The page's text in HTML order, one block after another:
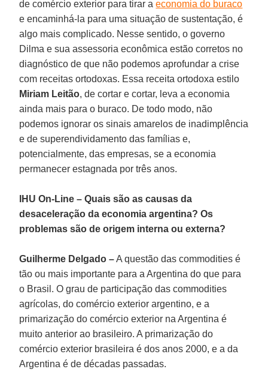
de comércio exterior para tirar aeconomia do buraco
e encaminhá-la para uma situação de sustentação, é
algo mais complicado. Nesse sentido, o governo
Dilma e sua assessoria econômica estão corretos no
diagnóstico de que não podemos aprofundar a crise
com receitas ortodoxas. Essa receita ortodoxa estilo
Miriam Leitão, de cortar e cortar, leva a economia
ainda mais para o buraco. De todo modo, não
podemos ignorar os sinais amarelos de inadimplência
e de superendividamento das famílias e,
potencialmente, das empresas, se a economia
permanecer estagnada por três anos.
IHU On-Line– Quais são as causas da
desaceleração da economia argentina? Os
problemas são de origem interna ou externa?
Guilherme Delgado –A questão das commodities é
tão ou mais importante para a Argentina do que para
o Brasil. O grau de participação das commodities
agrícolas, do comércio exterior argentino, e a
primarização do comércio exterior na Argentina é
muito anterior ao brasileiro. A primarização do
comércio exterior brasileira é dos anos 2000, e a da
Argentina é de décadas passadas.